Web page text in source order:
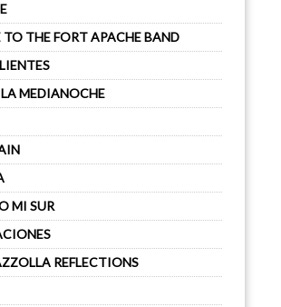
THE FORT APACHE BAND
MEDIANOCHE
MI SUR
REFLECTIONS